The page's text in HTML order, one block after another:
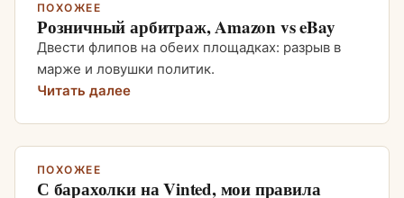
ПОХОЖЕЕ
Розничный арбитраж, Amazon vs eBay
Двести флипов на обеих площадках: разрыв в
марже и ловушки политик.
Читать далее
ПОХОЖЕЕ
С барахолки на Vinted, мои правила